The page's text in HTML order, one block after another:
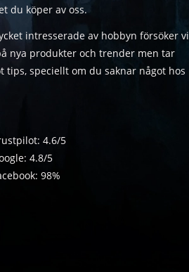
du köper av oss.
intresserade av hobbyn försöker vi
nya produkter och trender men tar
tips, speciellt om du saknar något hos
4.6/5
4.8/5
98%